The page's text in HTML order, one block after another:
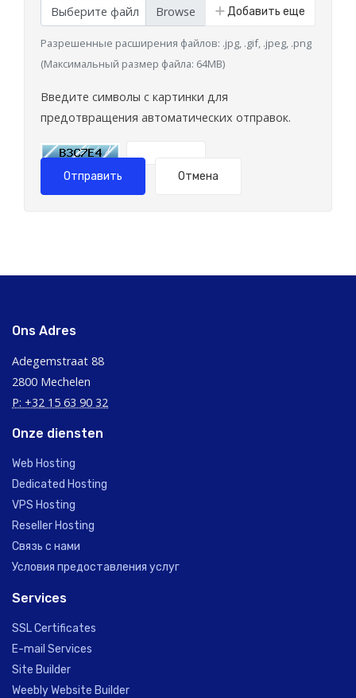
Выберите файл Добавить еще
Разрешенные расширения файлов: .jpg, .gif, .jpeg, .png
(Максимальный размер файла: 64MB)
Введите символы с картинки для
предотвращения автоматических отправок.
Отправить Отмена
Ons Adres
Adegemstraat 88
2800 Mechelen
P: +32 15 63 90 32
Onze diensten
Web Hosting
Dedicated Hosting
VPS Hosting
Reseller Hosting
Связь с нами
Условия предоставления услуг
Services
SSL Certificates
E-mail Services
Site Builder
Weebly Website Builder